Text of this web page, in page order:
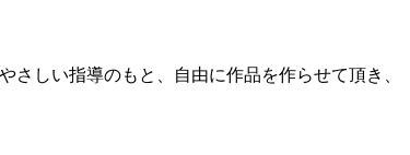
しい指導のもと、自由に作品を作らせて頂き、